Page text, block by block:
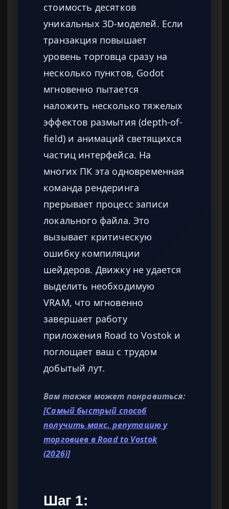
стоимость десятков
уникальных 3D-моделей. Если
транзакция повышает
уровень торговца сразу на
несколько пунктов, Godot
мгновенно пытается
наложить несколько тяжелых
эффектов размытия (depth-of-
field) и анимаций светящихся
частиц интерфейса. На
многих ПК эта одновременная
команда рендеринга
прерывает процесс записи
локального файла. Это
вызывает критическую
ошибку компиляции
шейдеров. Движку не удается
выделить необходимую
VRAM, что мгновенно
завершает работу
приложения Road to Vostok и
поглощает ваш с трудом
добытый лут.
Вам также может понравиться:
[Самый быстрый способ
получить макс. репутацию у
торговцев в Road to Vostok
(2026)]
Шаг 1: